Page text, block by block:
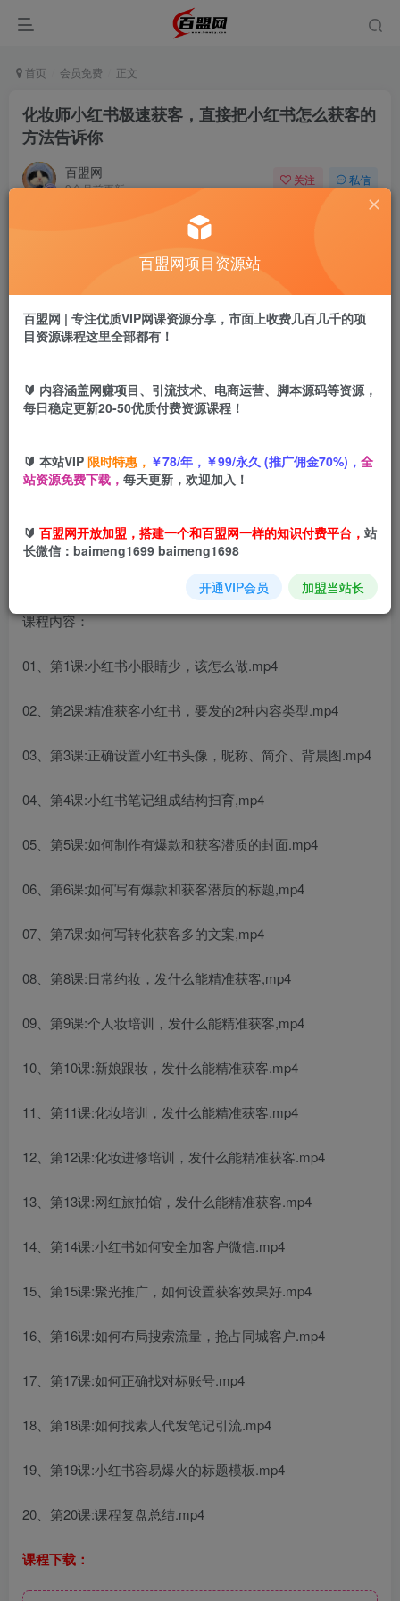
首页 会员免费 正文
化妆师小红书极速获客，直接把小红书怎么获客的
方法告诉你
百盟网
9个月前更新
关注 私信
化妆师小红书极速获客，直接把小红书怎么获客的方法告诉你
盟币9.9
立即购买
化妆师小红书极速获客，直接把小红书怎么获客的方法告诉
课程内容：
01、第1课:小红书小眼睛少，该怎么做.mp4
02、第2课:精准获客小红书，要发的2种内容类型.mp4
03、第3课:正确设置小红书头像，昵称、简介、背晨图.mp4
04、第4课:小红书笔记组成结构扫育,mp4
05、第5课:如何制作有爆款和获客潜质的封面.mp4
06、第6课:如何写有爆款和获客潜质的标题,mp4
07、第7课:如何写转化获客多的文案,mp4
08、第8课:日常约妆，发什么能精准获客,mp4
09、第9课:个人妆培训，发什么能精准获客,mp4
10、第10课:新娘跟妆，发什么能精准获客.mp4
11、第11课:化妆培训，发什么能精准获客.mp4
12、第12课:化妆进修培训，发什么能精准获客.mp4
13、第13课:网红旅拍馆，发什么能精准获客.mp4
14、第14课:小红书如何安全加客户微信.mp4
15、第15课:聚光推广，如何设置获客效果好.mp4
16、第16课:如何布局搜索流量，抢占同城客户.mp4
17、第17课:如何正确找对标账号.mp4
18、第18课:如何找素人代发笔记引流.mp4
19、第19课:小红书容易爆火的标题模板.mp4
20、第20课:课程复盘总结.mp4
课程下载：
百盟网项目资源站
百盟网 | 专注优质VIP网课资源分享，市面上收费几百几千的项
目资源课程这里全部都有！
🔰 内容涵盖网赚项目、引流技术、电商运营、脚本源码等资源，
每日稳定更新20-50优质付费资源课程！
🔰 本站VIP 限时特惠， ￥78/年，￥99/永久 (推广佣金70%)， 全
站资源免费下载， 每天更新，欢迎加入！
🔰 百盟网开放加盟，搭建一个和百盟网一样的知识付费平台， 站
长微信：baimeng1699 baimeng1698
开通VIP会员 加盟当站长